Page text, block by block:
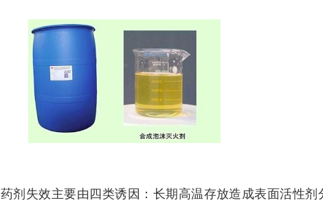
药剂失效主要由四类诱因：长期高温存放造成表面活性